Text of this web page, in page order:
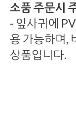
소품 주문시
- 잎사귀에
용 가능하며,
상품입니다.